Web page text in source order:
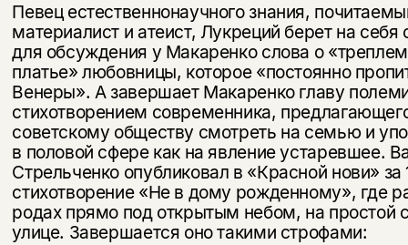
Певец естественнонаучного знания,
материалист и атеист, Лукреций берет на
для обсуждения у Макаренко слова о
платье» любовницы, которое «постоянно
Венеры». А завершает Макаренко главу
стихотво­рением современника,
советскому обществу смотреть на семью и
в половой сфере как на явление устаревшее.
Стрельченко опубликовал в «Красной нови» за
стихотворение «Не в дому рожденному», где
родах прямо под открытым небом, на простой
улице. Завершается оно такими строфами: